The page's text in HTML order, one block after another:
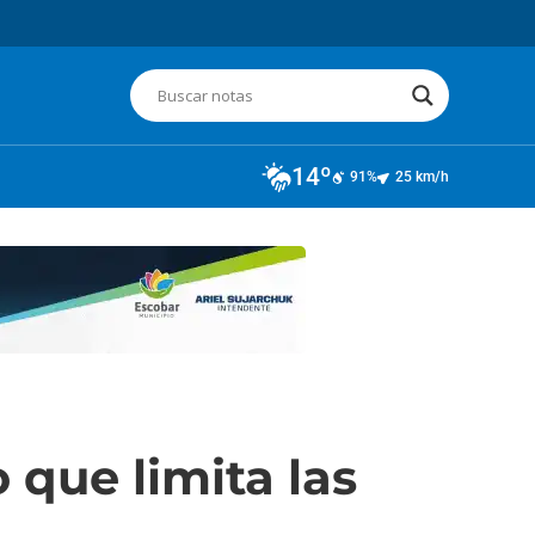
14º 91% 25 km/h
que limita las